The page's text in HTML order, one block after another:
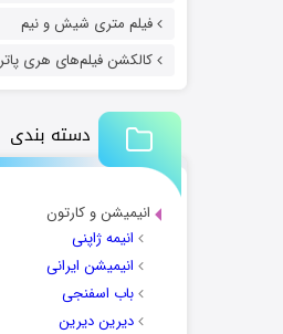
فیلم متری شیش و نیم
کالکشن فیلم‌های هری پاتر
دسته بندی
انیمیشن و کارتون
انیمه ژاپنی
انیمیشن ایرانی
باب اسفنجی
دیرین دیرین